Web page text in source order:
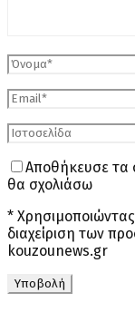
Αποθήκευσε τα
θα σχολιάσω
*
διαχείριση των
kouzounews.gr